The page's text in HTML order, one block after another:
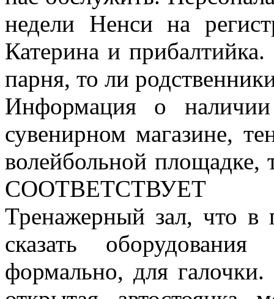
недели Ненси на
Катерина и
парня, то ли
Информация о
сувенирном магазине,
волейбольной площадке,
СООТВЕТСТВУЕТ
Тренажерный зал, что в
сказать
формально, для